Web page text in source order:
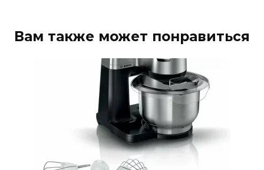
Вам также может понравиться